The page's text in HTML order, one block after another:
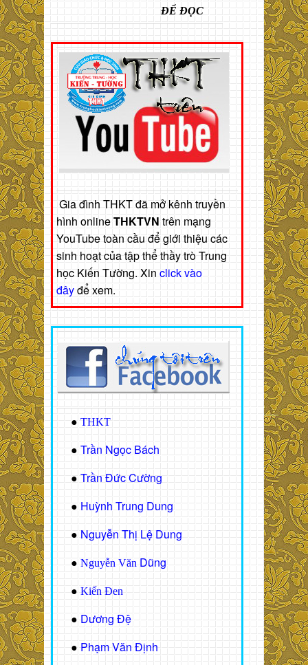
ĐỂ ĐỌC
Gia đình THKT đã mở kênh truyền
hình onlineTHKTVN trên mạng
YouTube toàn cầu để giới thiệu các
sinh hoạt của tập thể thầy trò Trung
học Kiến Tường. Xin click vào
đâyđể xem.
● THKT
● Trần Ngọc Bách
● Trần Đức Cường
● Huỳnh Trung Dung
● Nguyễn Thị Lệ Dung
● Nguyễn Văn Dũng
● Kiến Đen
● Dương Đệ
● Phạm Văn Định